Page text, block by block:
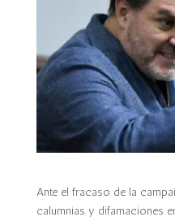
Ante el fracaso de la
calumnias y difamaciones